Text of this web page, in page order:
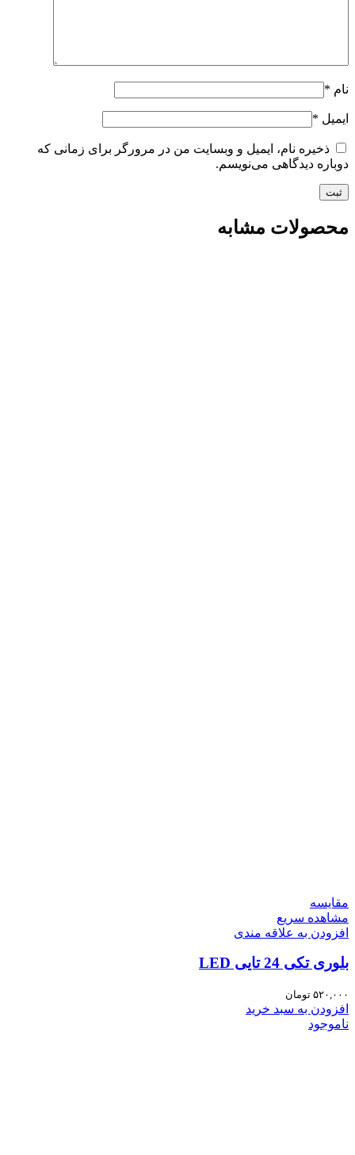
نام *
ایمیل *
ذخیره نام، ایمیل و وبسایت من در مرورگر برای زمانی که
دوباره دیدگاهی می‌نویسم.
محصولات مشابه
مقایسه
مشاهده سریع
افزودن به علاقه مندی
بلوری تکی 24 تایی LED
۵۲۰,۰۰۰ تومان
افزودن به سبد خرید
ناموجود